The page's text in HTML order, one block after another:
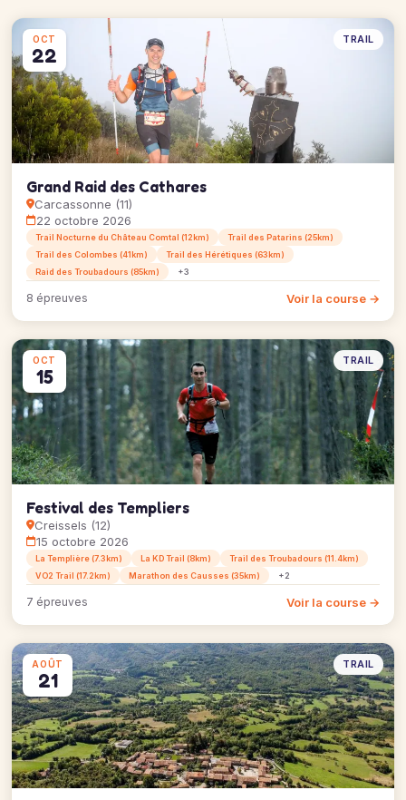
OCT
22
TRAIL
Grand Raid des Cathares
Carcassonne (11)
22 octobre 2026
Trail Nocturne du Château Comtal (12km)
Trail des Patarins (25km)
Trail des Colombes (41km)
Trail des Hérétiques (63km)
Raid des Troubadours (85km)
+3
8 épreuves Voir la course →
OCT
15
TRAIL
Festival des Templiers
Creissels (12)
15 octobre 2026
La Templière (7.3km) La KD Trail (8km)
Trail des Troubadours (11.4km)
VO2 Trail (17.2km)
Marathon des Causses (35km) +2
7 épreuves Voir la course →
AOÛT
21
TRAIL